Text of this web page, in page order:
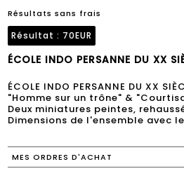
Résultats sans frais
Résultat : 70EUR
ÉCOLE INDO PERSANNE DU XX
ÉCOLE INDO PERSANNE DU XX
"Homme sur un trône" &
Deux miniatures peintes,
Dimensions de l'ensemble avec
MES ORDRES D'ACHAT